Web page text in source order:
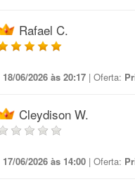
Rafael C.
18/06/2026 às 20:17 | Oferta:
Cleydison W.
17/06/2026 às 14:00 | Oferta: